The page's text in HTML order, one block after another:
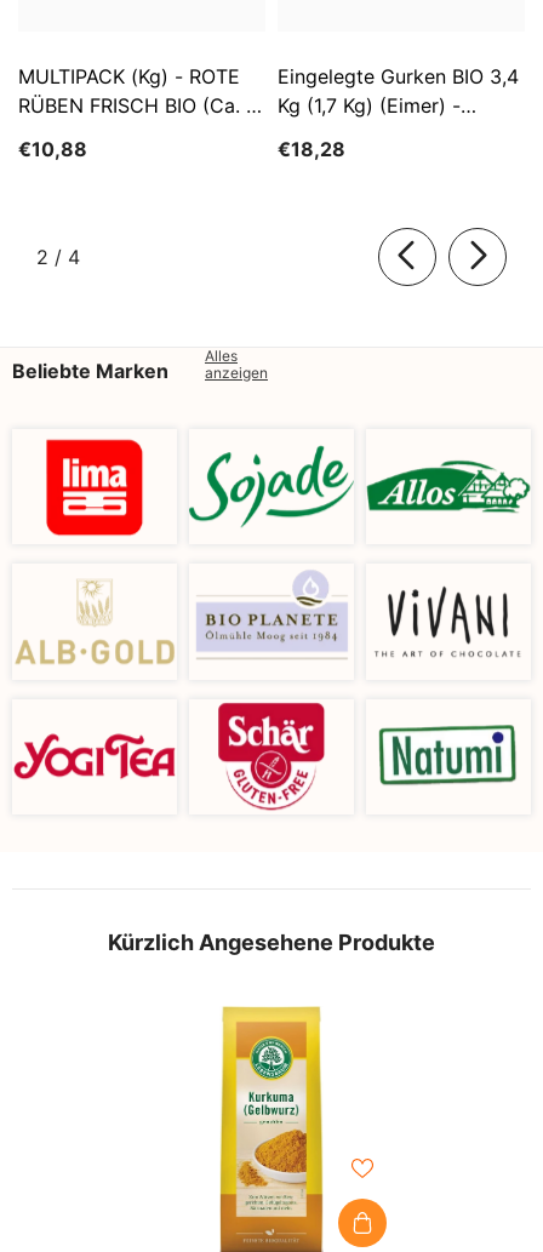
MULTIPACK (kg) - ROTE
RÜBEN FRISCH BIO (ca. 5
€10,88
Eingelegte Gurken BIO 3,4
Kg (1,7 Kg) (Eimer) -
€18,28
2 / von
4
Beliebte Marken
Alles
anzeigen
Kürzlich Angesehene Produkte